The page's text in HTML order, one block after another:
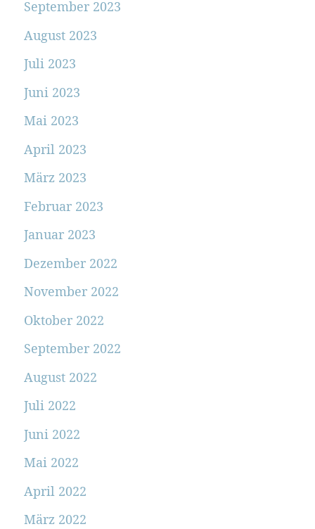
September 2023
August 2023
Juli 2023
Juni 2023
Mai 2023
April 2023
März 2023
Februar 2023
Januar 2023
Dezember 2022
November 2022
Oktober 2022
September 2022
August 2022
Juli 2022
Juni 2022
Mai 2022
April 2022
März 2022